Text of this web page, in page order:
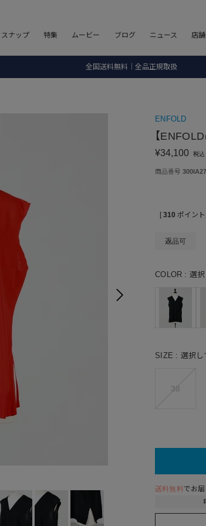
ナップ 特集 ムービー ブログ ニュース 店
全国送料無料｜全品正規取扱
ENFOLD
【
¥34,100 税込
商品番号
[ 310 ポイン
返品可
COLOR 選
SIZE 選択し
送料無料 でお